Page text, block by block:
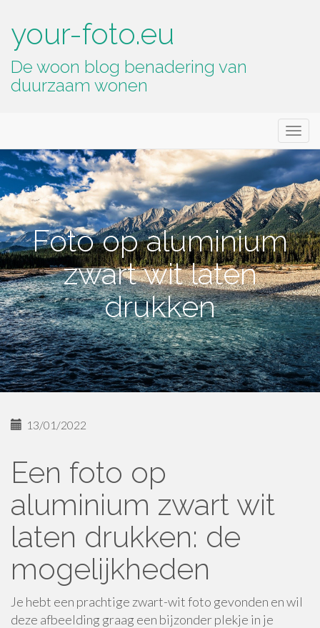
your-foto.eu
De woon blog benadering van
duurzaam wonen
Menu
content
Foto op aluminium
zwart wit laten
drukken
13/01/2022
Een foto op
aluminium zwart wit
laten drukken: de
mogelijkheden
Je hebt een prachtige zwart-wit foto gevonden en wil
deze afbeelding graag een bijzonder plekje in je